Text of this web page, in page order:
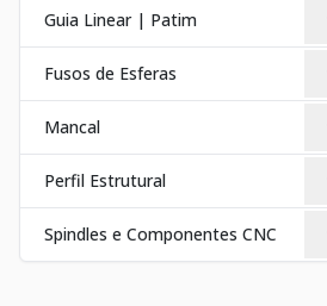
Guia Linear | Patim
Fusos de Esferas
Mancal
Perfil Estrutural
Spindles e Componentes CNC